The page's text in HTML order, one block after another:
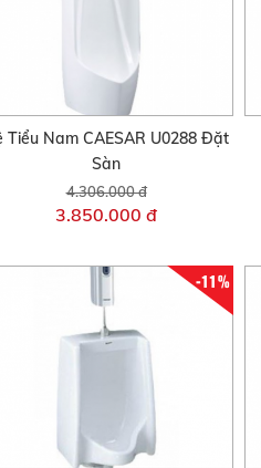
Tiểu Nam CAESAR U0288 Đặt
Sàn
4.306.000 đ
3.850.000 đ
-11%